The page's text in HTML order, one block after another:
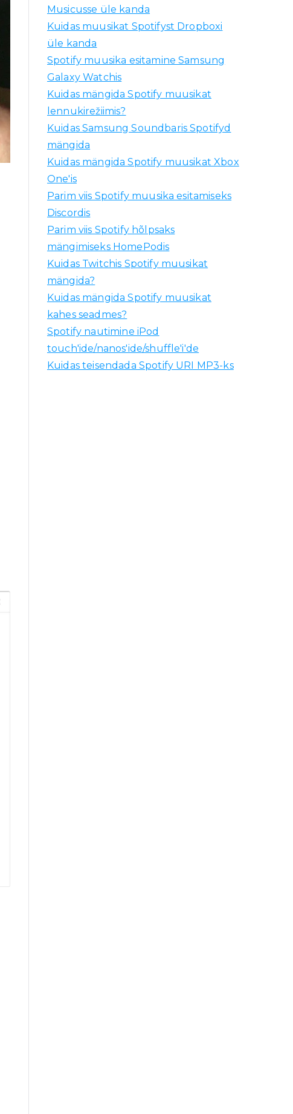
Musicusse üle kanda
Kuidas muusikat Spotifyst Dropboxi
üle kanda
Spotify muusika esitamine Samsung
Galaxy Watchis
Kuidas mängida Spotify muusikat
lennukirežiimis?
Kuidas Samsung Soundbaris Spotifyd
mängida
Kuidas mängida Spotify muusikat Xbox
One'is
Parim viis Spotify muusika esitamiseks
Discordis
Parim viis Spotify hõlpsaks
mängimiseks HomePodis
Kuidas Twitchis Spotify muusikat
mängida?
Kuidas mängida Spotify muusikat
kahes seadmes?
Spotify nautimine iPod
touch'ide/nanos'ide/shuffle'i'de
Kuidas teisendada Spotify URI MP3-ks